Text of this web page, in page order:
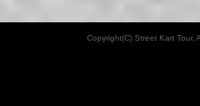
Copyright(C) Street Kart Tour.